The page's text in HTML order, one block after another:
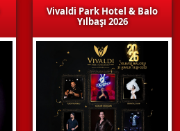
Vivaldi Park Hotel & Balo
Yılbaşı 2026